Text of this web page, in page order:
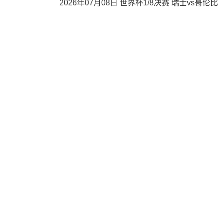
2026年07月08日 世界杯1/8决赛 瑞士vs哥伦